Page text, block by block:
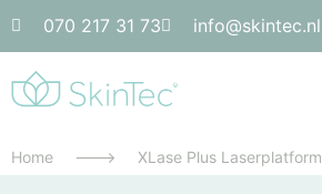
070 217 31 73 info@skintec.nl
Home ---> XLase Plus Laserplatform